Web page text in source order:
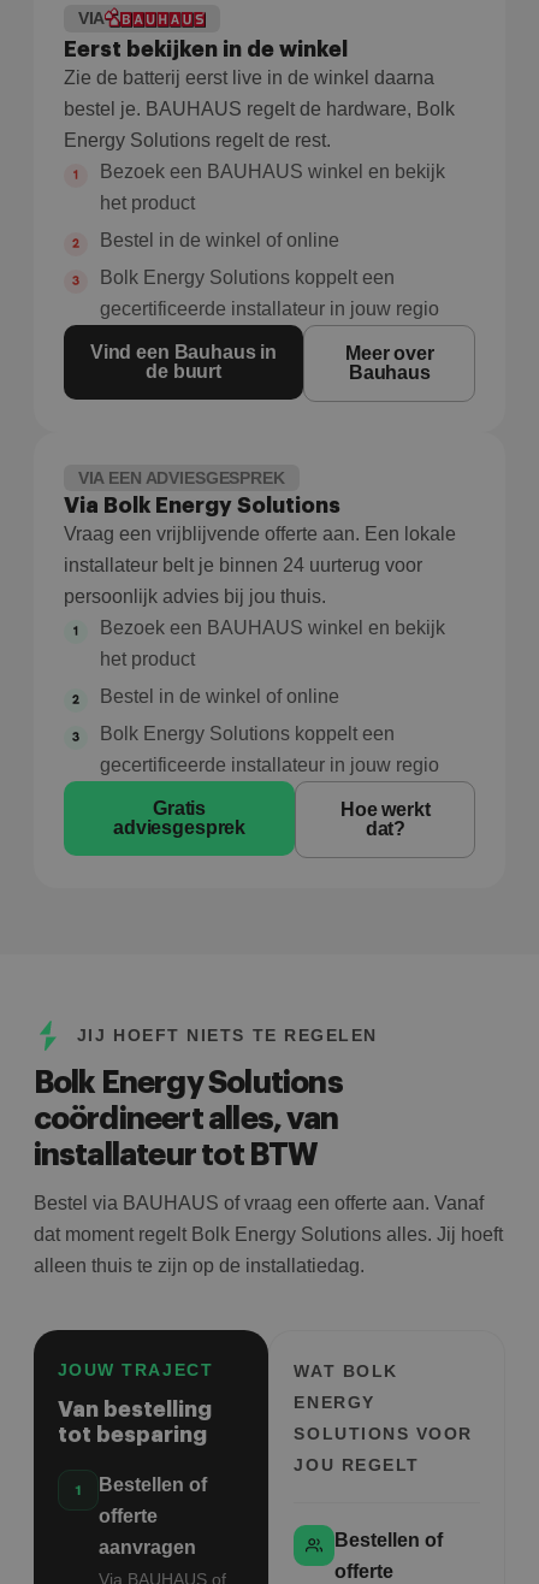
VIA
Eerst bekijken in de winkel
Zie de batterij eerst live in de winkel daarna
bestel je. BAUHAUS regelt de hardware, Bolk
Energy Solutions regelt de rest.
Bezoek een BAUHAUS winkel en bekijk
het product
Bestel in de winkel of online
Bolk Energy Solutions koppelt een
gecertificeerde installateur in jouw regio
Vind een Bauhaus in
de buurt
Meer over
Bauhaus
VIA EEN ADVIESGESPREK
Via Bolk Energy Solutions
Vraag een vrijblijvende offerte aan. Een lokale
installateur belt je binnen 24 uurterug voor
persoonlijk advies bij jou thuis.
Bezoek een BAUHAUS winkel en bekijk
het product
Bestel in de winkel of online
Bolk Energy Solutions koppelt een
gecertificeerde installateur in jouw regio
Gratis
adviesgesprek
Hoe werkt
dat?
JIJ HOEFT NIETS TE REGELEN
Bolk Energy Solutions
coördineert alles, van
installateur tot BTW
Bestel via BAUHAUS of vraag een offerte aan. Vanaf
dat moment regelt Bolk Energy Solutions alles. Jij hoeft
alleen thuis te zijn op de installatiedag.
JOUW TRAJECT
Van bestelling
tot besparing
Bestellen of
offerte
aanvragen
Via BAUHAUS of
WAT BOLK
ENERGY
SOLUTIONS VOOR
JOU REGELT
Bestellen of
offerte